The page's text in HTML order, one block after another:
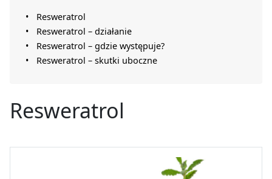
Resweratrol
Resweratrol – działanie
Resweratrol – gdzie występuje?
Resweratrol – skutki uboczne
Resweratrol